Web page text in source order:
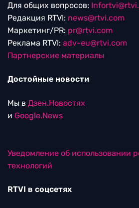
Для общих вопросов:
Редакция RTVI: news@rtvi.com
Маркетинг/PR: pr@rtvi.com
Реклама RTVI: adv-eu@rtvi.com
Партнерские материалы
Достойные новости
Мы в Дзен.Новостях
и Google.News
Уведомление об использовании
технологий
RTVI в соцсетях